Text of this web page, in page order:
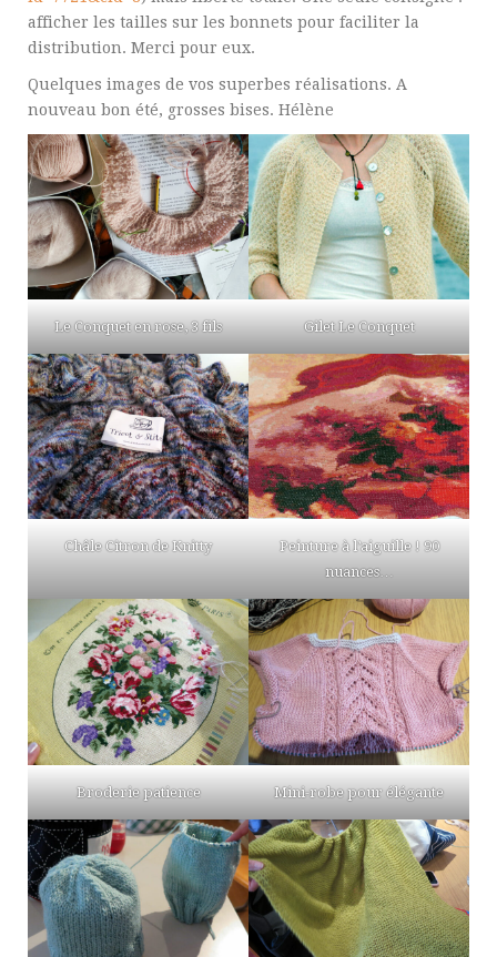
afficher les tailles sur les bonnets pour faciliter la
distribution. Merci pour eux.
Quelques images de vos superbes réalisations. A
nouveau bon été, grosses bises. Hélène
Le Conquet en rose, 3 fils Gilet Le Conquet
Châle Citron de Knitty
Peinture à l’aiguille ! 90
nuances…
Broderie patience Mini-robe pour élégante